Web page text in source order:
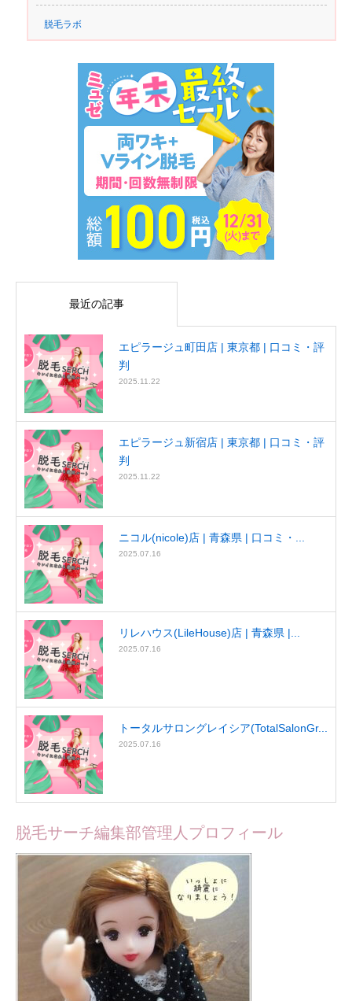
脱毛ラボ
最近の記事
エピラージュ町田店 | 東京都 | 口コミ・評
判
2025.11.22
エピラージュ新宿店 | 東京都 | 口コミ・評
判
2025.11.22
ニコル(nicole)店 | 青森県 | 口コミ・...
2025.07.16
リレハウス(LileHouse)店 | 青森県 |...
2025.07.16
トータルサロングレイシア(TotalSalonGr...
2025.07.16
脱毛サーチ編集部管理人プロフィール